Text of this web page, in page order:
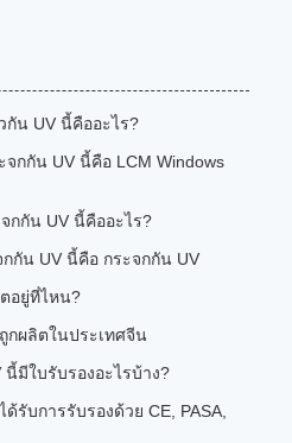
น UV นี้คืออะไร?
กกัน UV นี้คือ LCM Windows
กกัน UV นี้คืออะไร?
กัน UV นี้คือ กระจกกัน UV
อยู่ที่ไหน?
กผลิตในประเทศจีน
มีใบรับรองอะไรบ้าง?
รับการรับรองด้วย CE, PASA,